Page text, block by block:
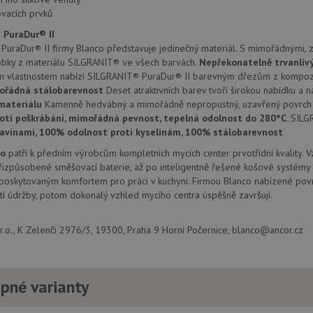
prvků
PuraDur® II
PuraDur® II firmy Blanco představuje jedinečný materiál. S
z materiálu SILGRANIT® ve všech barvách. Nepřekonatelně
vlastnostem nabízí SILGRANIT® PuraDur® II barevným dřezům z
stálobarevnost Deset atraktivních barev tvoří širokou nabídku a
Kamenně hedvábný a mimořádně nepropustný, uzavřený
poškrábání, mimořádná pevnost, tepelná odolnost do 280°C.
100% odolnost proti kyselinám, 100% stálobarevnost
patří k předním výrobcům kompletních mycích center prvotřídní kvality.
směšovací baterie, až po inteligentně řešené košové
komfortem pro práci v kuchyni. Firmou Blanco nabízené
údržby, potom dokonalý vzhled mycího centra úspěšně završují.
K Zelenči 2976/3, 19300, Praha 9 Horní Počernice, blanco@ancor.cz
varianty
.seznam.cz
dny
nalezen jako soubor cookie relace, bude
použit jako pro správu stavu relace.
.drezy-
blanco.cz
4 týdny 2
dny
Toto je velmi běžný název souboru
nalezen jako soubor cookie relace, bude
použit jako pro správu stavu relace.
Google LLC
.doubleclick.net
15 minut
Tento soubor cookie nastavuje
(kterou vlastní společnost Google), aby
návštěvníka webu podporuje soubory
Google LLC
.youtube.com
Zavřením
prohlížeče
Tento soubor cookie nastavuje YouTube
zobrazení vložených videí.
Google LLC
.drezy-
3 měsíce
Tento soubor cookie nastavuje
provádí informace o tom, jak koncový